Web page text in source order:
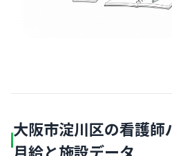
大阪市淀川区の看護師
月給と施設データ